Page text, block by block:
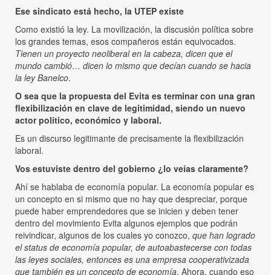
Ese sindicato está hecho, la UTEP existe
Como existió la ley. La movilización, la discusión política sobre
los grandes temas, esos compañeros están equivocados.
Tienen un proyecto neoliberal en la cabeza, dicen que el
mundo cambió… dicen lo mismo que decían cuando se hacia
la ley Banelco.
O sea que la propuesta del Evita es terminar con una gran
flexibilización en clave de legitimidad, siendo un nuevo
actor político, económico y laboral.
Es un discurso legitimante de precisamente la flexibilización
laboral.
Vos estuviste dentro del gobierno ¿lo veías claramente?
Ahí se hablaba de economía popular. La economía popular es
un concepto en si mismo que no hay que despreciar, porque
puede haber emprendedores que se inicien y deben tener
dentro del movimiento Evita algunos ejemplos que podrán
reivindicar, algunos de los cuales yo conozco, que han logrado
el status de economía popular, de autoabastecerse con todas
las leyes sociales, entonces es una empresa cooperativizada
que también es un concepto de economía. Ahora, cuando eso